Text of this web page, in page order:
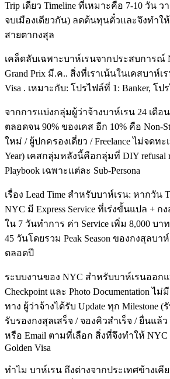
Trip เดียว Timeline ที่เหมาะคือ 7-10 วัน ว
จบเมืองเดียวกัน) ลดต้นทุนตั๋วและจึงทำให้
สายตากงสุล
เคล็ดลับเฉพาะบาห์เรนจากประสบการณ์
Grand Prix มี.ค.. สิ่งที่เราเน้นในเคสบาห์เ
Visa . เหมาะกับ: โปรไฟล์ที่ 1: Banker, โป
จากการแบ่งกลุ่มผู้ว่าจ้างบาห์เรน 24 เดือน:
ตลอดจน 90% ของเคส อีก 10% คือ Non-
ใหม่ / ผู้ปกครองเดี่ยว / Freelance ไม่จดทะ
Year) เคสกลุ่มหลังนี้คือกลุ่มที่ DIY refusal
Playbook เฉพาะแต่ละ Sub-Persona
เรื่อง Lead Time สำหรับบาห์เรน: หากวัน
NYC มี Express Service ที่เร่งขั้นแปล + ก
ใน 7 วันทำการ ค่า Service เพิ่ม 8,000 บาท
45 วันโดยรวม Peak Season ของกงสุลบาห์
ตลอดปี
ระบบงานของ NYC สำหรับบาห์เรนออ
Checkpoint และ Photo Documentation ไ
ทาง ผู้ว่าจ้างได้รับ Update ทุก Milestone (
รับรองกงสุลเสร็จ / จองคิวสำเร็จ / ยื่นแล้
หรือ Email ตามที่เลือก สิ่งที่จึงทำให้ NYC
Golden Visa
ทำไม บาห์เรน ถึงต่างจากประเทศข้างเคี